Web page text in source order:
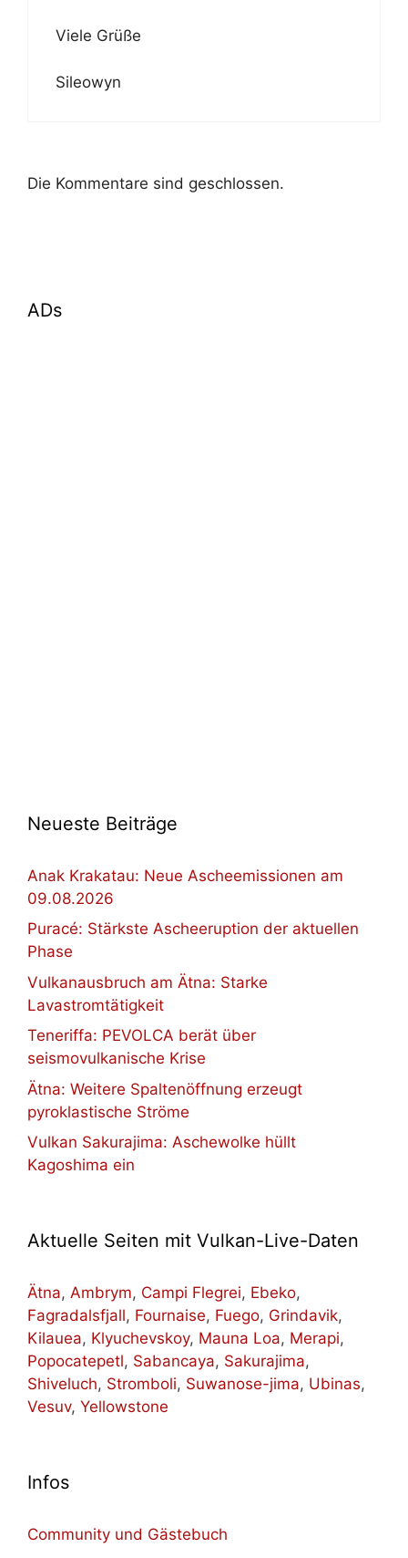
Viele Grüße
Sileowyn
Die Kommentare sind geschlossen.
ADs
Neueste Beiträge
Anak Krakatau: Neue Ascheemissionen am
09.08.2026
Puracé: Stärkste Ascheeruption der aktuellen
Phase
Vulkanausbruch am Ätna: Starke
Lavastromtätigkeit
Teneriffa: PEVOLCA berät über
seismovulkanische Krise
Ätna: Weitere Spaltenöffnung erzeugt
pyroklastische Ströme
Vulkan Sakurajima: Aschewolke hüllt
Kagoshima ein
Aktuelle Seiten mit Vulkan-Live-Daten
Ätna, Ambrym, Campi Flegrei, Ebeko,
Fagradalsfjall, Fournaise, Fuego, Grindavik,
Kilauea, Klyuchevskoy, Mauna Loa, Merapi,
Popocatepetl, Sabancaya, Sakurajima,
Shiveluch, Stromboli, Suwanose-jima, Ubinas,
Vesuv, Yellowstone
Infos
Community und Gästebuch